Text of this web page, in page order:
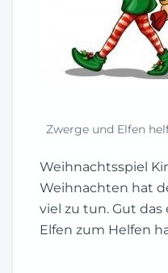
Zwerge und Elfen
Weihnachtsspiel
Weihnachten hat
viel zu tun. Gut
Elfen zum Helfen